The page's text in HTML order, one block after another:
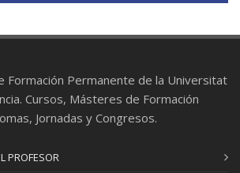
Formación Permanente de la Universitat
Cursos, Másteres de Formación
Jornadas y Congresos.
PROFESOR